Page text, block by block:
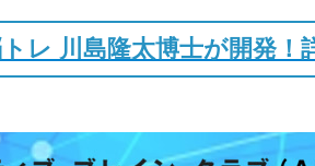
レ 川島隆太博士が開発！